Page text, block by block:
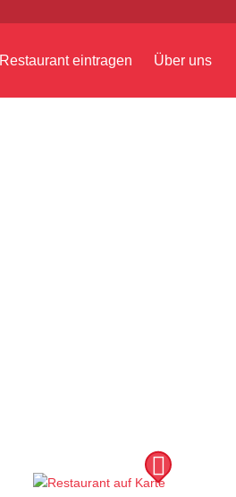
Restaurant eintragen Über uns